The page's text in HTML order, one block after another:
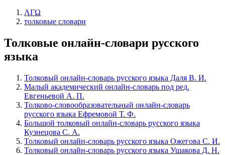
ΛΓΩ
толковые словари
Толковые онлайн-словари русского
языка
Толковый онлайн-словарь русского языка Даля В. И.
Малый академический онлайн-словарь под ред.
Евгеньевой А. П.
Толково-словообразовательный онлайн-словарь
русского языка Ефремовой Т. Ф.
Большой толковый онлайн-словарь русского языка
Кузнецова С. А.
Толковый онлайн-словарь русского языка Ожегова С. И.
Толковый онлайн-словарь русского языка Ушакова Д. Н.